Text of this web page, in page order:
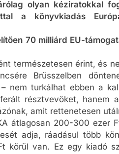
olyan kéziratokkal
a könyvkiadás
70 milliárd EU-
természetesen érint, és
Brüsszelben
nem turkálhat ebben a
résztvevőket, hanem
amit rettenetesen
átlagosan 200-300 ezer
adja, ráadásul több
körül van. Ez egy kiadó